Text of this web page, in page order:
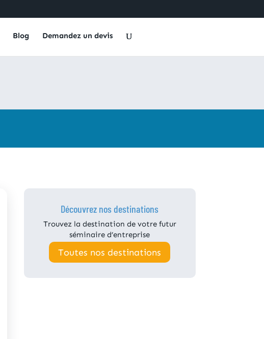
Blog Demandez un devis
Découvrez nos destinations
Trouvez la destination de votre futur
séminaire d’entreprise
Toutes nos destinations